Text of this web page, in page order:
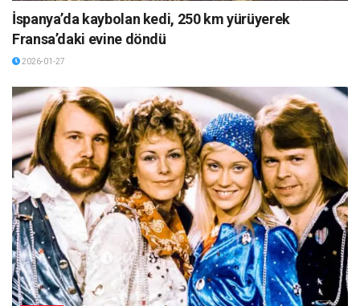
İspanya’da kaybolan kedi, 250 km yürüyerek
Fransa’daki evine döndü
2026-01-27